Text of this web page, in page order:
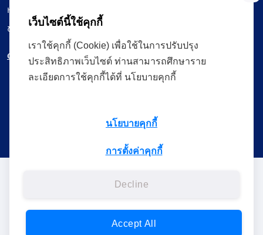
หนังสืออิเล็กทรอนิกส์
ข้อมูลผู้ใช้งาน
ดาวน์โหลดใช้งานบนแอปพลิเคชัน
แบบสอบถามความพึงพอใจ
ศาลปกครอง.All Rights Reserverd
เว็บไซต์นี้ใช้คุกกี้
เราใช้คุกกี้ (Cookie) เพื่อใช้ในการปรับปรุง
ประสิทธิภาพเว็บไซต์ ท่านสามารถศึกษาราย
ละเอียดการใช้คุกกี้ได้ที่ นโยบายคุกกี้
นโยบายคุกกี้
การตั้งค่าคุกกี้
Decline
Accept All